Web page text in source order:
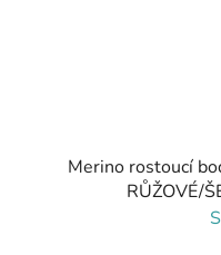
Merino rostoucí
RŮŽOVÉ/